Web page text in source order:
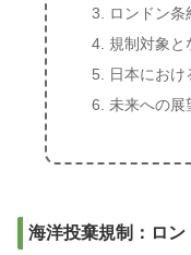
ロンドン
規制対象と
日本にお
未来への展
海洋投棄規制：ロン